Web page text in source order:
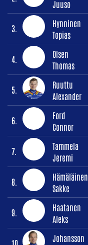
Juuso
3.
Hynninen
Topias
4.
Olsen
Thomas
5.
Ruuttu
Alexander
6.
Ford
Connor
7.
Tammela
Jeremi
8.
Hämäläinen
Sakke
9.
Haatanen
Aleks
10.
Johansson